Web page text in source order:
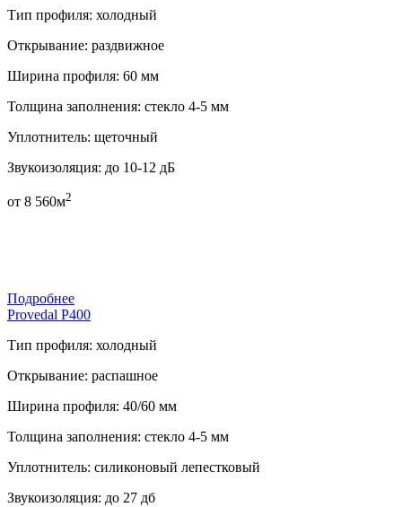
Тип профиля: холодный
Открывание: раздвижное
Ширина профиля: 60 мм
Толщина заполнения: стекло 4-5 мм
Уплотнитель: щеточный
Звукоизоляция: до 10-12 дБ
от 8 560м2
Подробнее
Provedal P400
Тип профиля: холодный
Открывание: распашное
Ширина профиля: 40/60 мм
Толщина заполнения: стекло 4-5 мм
Уплотнитель: силиконовый лепестковый
Звукоизоляция: до 27 дб